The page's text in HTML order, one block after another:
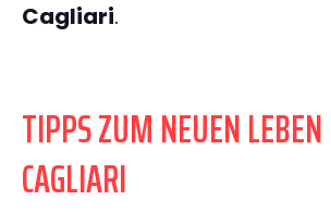
Cagliari.
TIPPS ZUM NEUEN
CAGLIARI